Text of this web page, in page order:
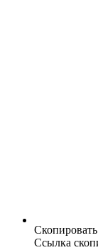
Ссылка